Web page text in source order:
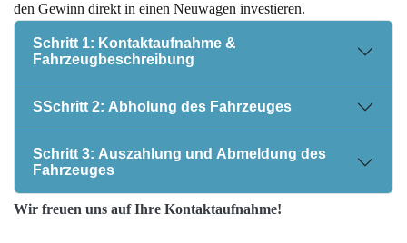
den Gewinn direkt in einen Neuwagen investieren.
Schritt 1: Kontaktaufnahme &
Fahrzeugbeschreibung
SSchritt 2: Abholung des Fahrzeuges
Schritt 3: Auszahlung und Abmeldung des
Fahrzeuges
Wir freuen uns auf Ihre Kontaktaufnahme!